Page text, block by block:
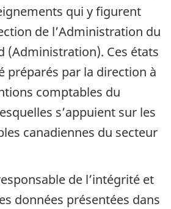
qui y figurent
de l’Administration du
(Administration). Ces états
préparés par la direction à
comptables du
s’appuient sur les
canadiennes du secteur
de l’intégrité et
données présentées dans